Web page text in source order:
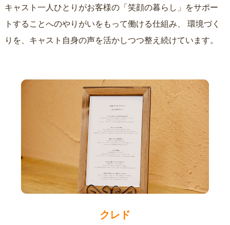
キャスト一人ひとりがお客様の「笑顔の暮らし」をサポー
トすることへのやりがいをもって働ける仕組み、
りを、キャスト自身の声を活かしつつ整え続けています。
クレド